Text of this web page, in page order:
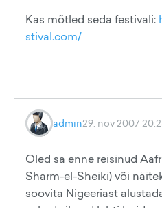
Kas mõtled seda festivali:
stival.com/
admin29. nov 2007
Oled sa enne reisinud
Sharm-el-Sheiki) või
soovita Nigeeriast